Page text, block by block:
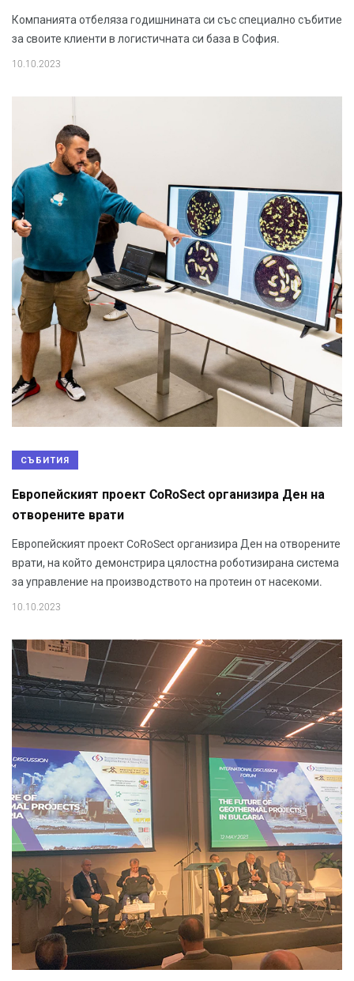
Компанията отбеляза годишнината си със специално събитие
за своите клиенти в логистичната си база в София.
10.10.2023
СЪБИТИЯ
Европейският проект CoRoSect организира Ден на
отворените врати
Европейският проект CoRoSect организира Ден на отворените
врати, на който демонстрира цялостна роботизирана система
за управление на производството на протеин от насекоми.
10.10.2023